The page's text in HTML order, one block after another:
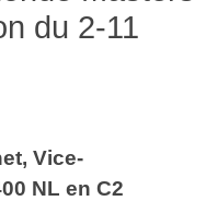
du 2-11
Vice-
NL en C2